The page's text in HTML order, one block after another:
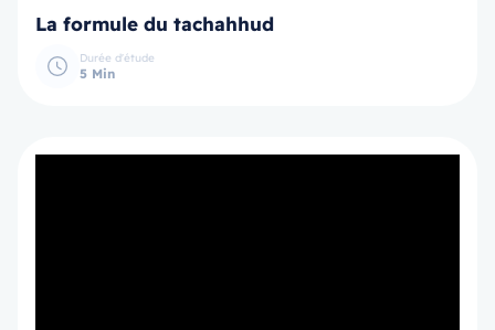
La formule du tachahhud
Durée d'étude
5 Min